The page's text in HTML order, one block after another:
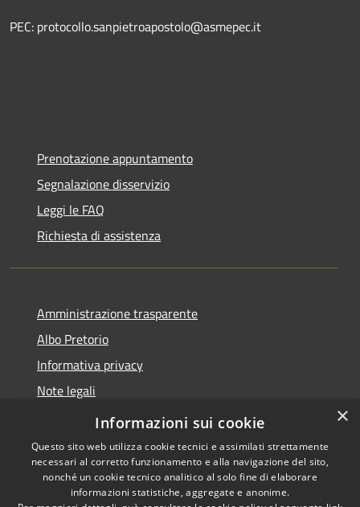
PEC: protocollo.sanpietroapostolo@asmepec.it
Prenotazione appuntamento
Segnalazione disservizio
Leggi le FAQ
Richiesta di assistenza
Amministrazione trasparente
Albo Pretorio
Informativa privacy
Note legali
Dichiarazione di accessibilità
Copyright © 2026 • Comune di
×
Informazioni sui cookie
Questo sito web utilizza cookie tecnici e assimilati strettamente
necessari al corretto funzionamento e alla navigazione del sito,
nonché un cookie tecnico analitico al solo fine di elaborare
informazioni statistiche, aggregate e anonime.